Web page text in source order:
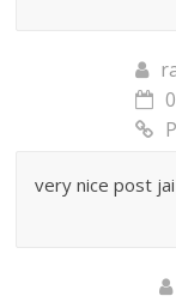
very nice post